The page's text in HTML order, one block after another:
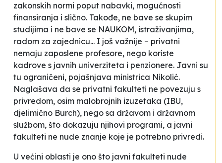
zakonskih normi poput nabavki, mogućnosti
finansiranja i slično. Takođe, ne bave se skupim
studijima i ne bave se NAUKOM, istraživanjima,
radom za zajednicu... I još važnije – privatni
nemaju zaposlene profesore, nego koriste
kadrove s javnih univerziteta i penzionere. Javni su
tu ograničeni, pojašnjava ministrica Nikolić.
Naglašava da se privatni fakulteti ne povezuju s
privredom, osim malobrojnih izuzetaka (IBU,
djelimično Burch), nego sa državom i državnom
službom, što dokazuju njihovi programi, a javni
fakulteti ne nude znanje koje je potrebno privredi.
U većini oblasti je ono što javni fakulteti nude